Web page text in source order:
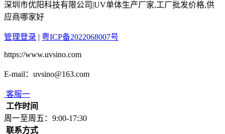
深圳市优阳科技有限公司|UV单体生产厂家,工厂批发价格,供
应商哪家好
管理登录 | 粤ICP备2022068007号
https://www.uvsino.com
E-mail：uvsino@163.com
客服一
工作时间
周一至周五：9:00-17:30
联系方式